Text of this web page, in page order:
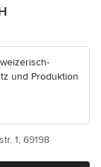
und Produktion
1, 69198